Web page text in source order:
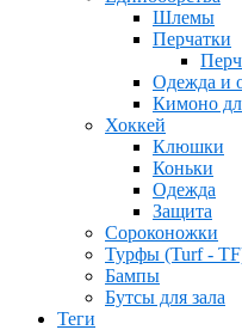
Шлемы
Перчатки
Одежда и
Кимоно
Хоккей
Клюшки
Коньки
Одежда
Защита
Сороконожки
Турфы (Turf -
Бампы
Бутсы для зала
Теги